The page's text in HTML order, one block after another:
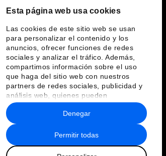
Esta página web usa cookies
Las cookies de este sitio web se usan
para personalizar el contenido y los
anuncios, ofrecer funciones de redes
sociales y analizar el tráfico. Además,
compartimos información sobre el uso
que haga del sitio web con nuestros
partners de redes sociales, publicidad y
análisis web, quienes pueden
combinarla con otra información que les
haya proporcionado o que hayan
recopilado a partir del uso que haya
hecho de sus servicios.
Permitir todas
Denegar